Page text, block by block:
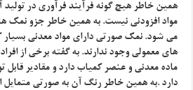
همین خاطر هیچ گونه فرآیند فرآوری در
مواد افزودنی نیست. به همین خاطر جزو
می ‌شود. نمک صورتی دارای مواد معدنی
ماده معدنی و عنصر کمیاب دارد و مقادیر
دارد .به همین خاطر رنگ آن به صورتی